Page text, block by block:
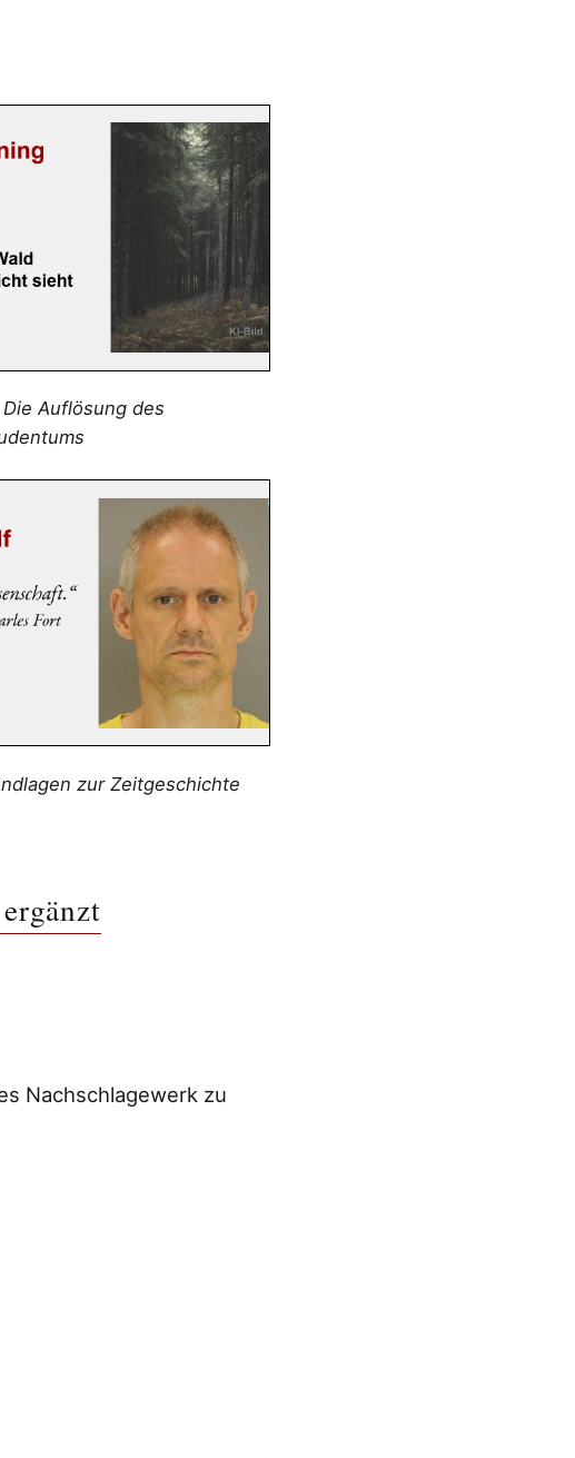
Die Auflösung des
zur Zeitgeschichte
Nachschlagewerk zu